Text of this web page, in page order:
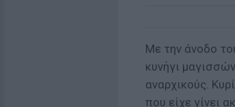
Με την άνοδο
κυνήγι
αναρχικούς.
που είχε γίνει